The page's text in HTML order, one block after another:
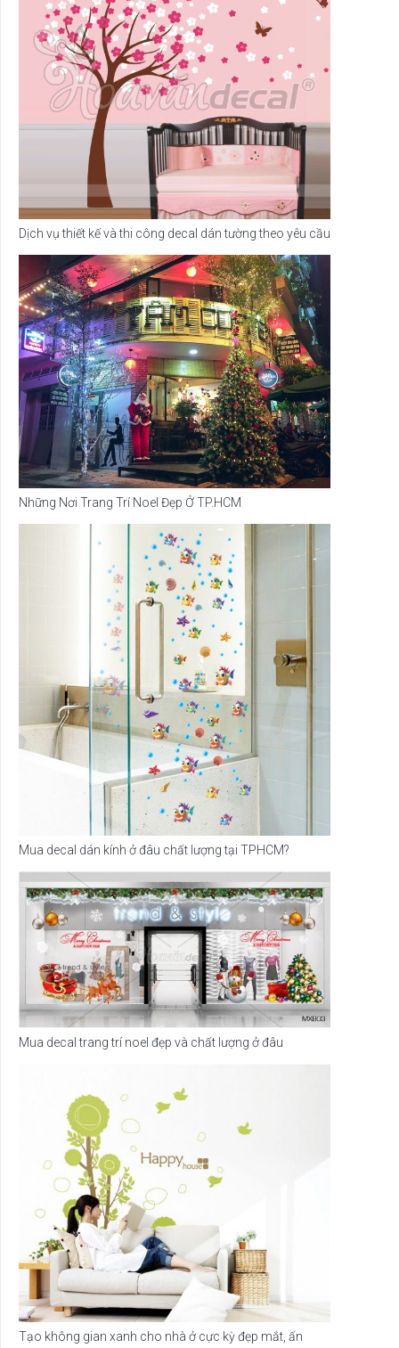
Dịch vụ thiết kế và thi công decal dán tường theo yêu cầu
Những Nơi Trang Trí Noel Đẹp Ở TP.HCM
Mua decal dán kính ở đâu chất lượng tại TPHCM?
Mua decal trang trí noel đẹp và chất lượng ở đâu
Tạo không gian xanh cho nhà ở cực kỳ đẹp mắt, ấn